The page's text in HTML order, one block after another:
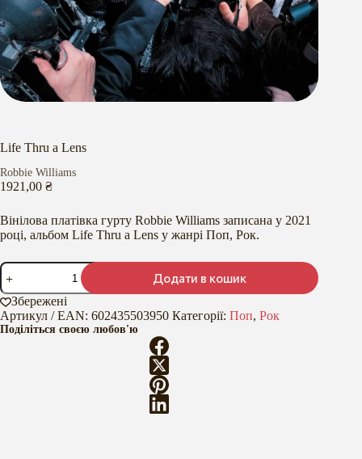
Life Thru a Lens
Robbie Williams
1921,00 ₴
Вінілова платівка гурту Robbie Williams записана у 2021
році, альбом Life Thru a Lens у жанрі Поп, Рок.
Life
Thru
a
Lens
кількість
Додати в кошик
Збережені
Артикул / EAN: 602435503950 Категорії: Поп, Рок
Поділіться своєю любов'ю